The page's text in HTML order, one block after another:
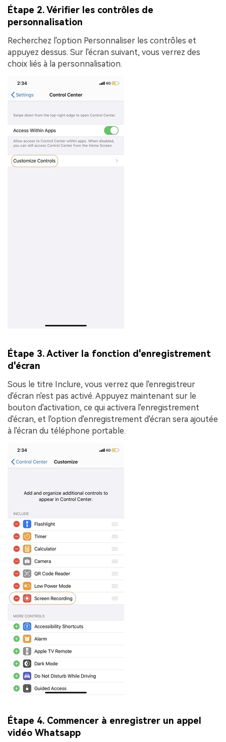
Étape 2. Vérifier les contrôles de
personnalisation
Recherchez l'option Personnaliser les contrôles et
appuyez dessus. Sur l'écran suivant, vous verrez des
choix liés à la personnalisation.
Étape 3. Activer la fonction d'enregistrement
d'écran
Sous le titre Inclure, vous verrez que l'enregistreur
d'écran n'est pas activé. Appuyez maintenant sur le
bouton d'activation, ce qui activera l'enregistrement
d'écran, et l'option d'enregistrement d'écran sera ajoutée
à l'écran du téléphone portable.
Étape 4. Commencer à enregistrer un appel
vidéo Whatsapp